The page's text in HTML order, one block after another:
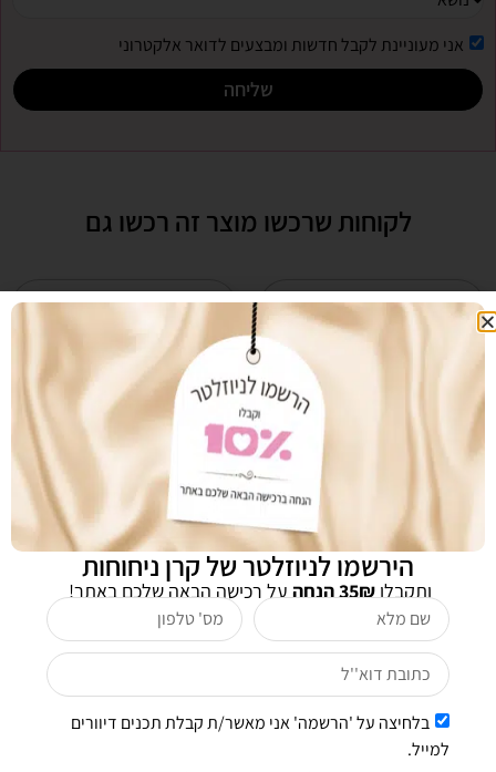
אני מעוניינת לקבל חדשות ומבצעים לדואר אלקטרוני
שליחה
לקוחות שרכשו מוצר זה רכשו גם
מסכת זהב מחממת – חוה
זינגבוים
₪385.00
הוספה לסל
אקטיב ג'ל לעור בעייתי – חוה
זינגבוים
₪300.00
הוספה לסל
הירשמו לניוזלטר של קרן ניחוחות
ותקבלו35₪ הנחה על רכישה הבאה שלכם באתר!
בלחיצה על 'הרשמה' אני מאשר/ת קבלת תכנים דיוורים
למייל.